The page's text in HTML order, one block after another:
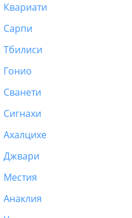
Квариати
Сарпи
Тбилиси
Гонио
Сванети
Сигнахи
Ахалцихе
Джвари
Местия
Анаклия